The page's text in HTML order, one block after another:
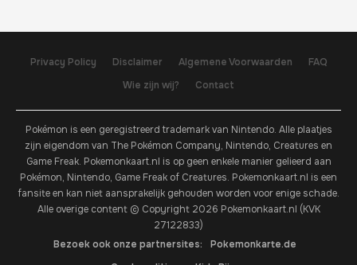
Privacy Policy Disclaimer Algemene Voorwaarden
FAQ
Wie zijn wij?
Contact
Pokémon is een geregistreerd trademark van Nintendo. Alle plaatjes
zijn eigendom van The Pokémon Company, Nintendo, Creatures en
Game Freak. Pokemonkaart.nl is op geen enkele manier gelieerd aan
Pokémon, Nintendo, Game Freak of Creatures. Pokemonkaart.nl is een
fansite en kan niet aansprakelijk gehouden worden voor enige schade.
Alle overige content © Copyright 2026 Pokemonkaart.nl (KVK
27122833)
Bezoek ook onze partnersites:
Pokemonkarte.de